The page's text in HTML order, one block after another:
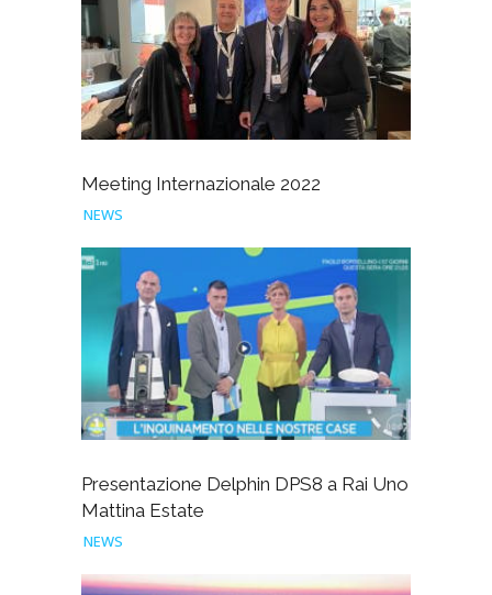
Meeting Internazionale 2022
NEWS
Presentazione Delphin DPS8 a Rai Uno
Mattina Estate
NEWS